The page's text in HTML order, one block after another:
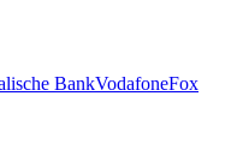
BankVodafoneFox